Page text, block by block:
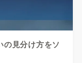
見分け方をソ